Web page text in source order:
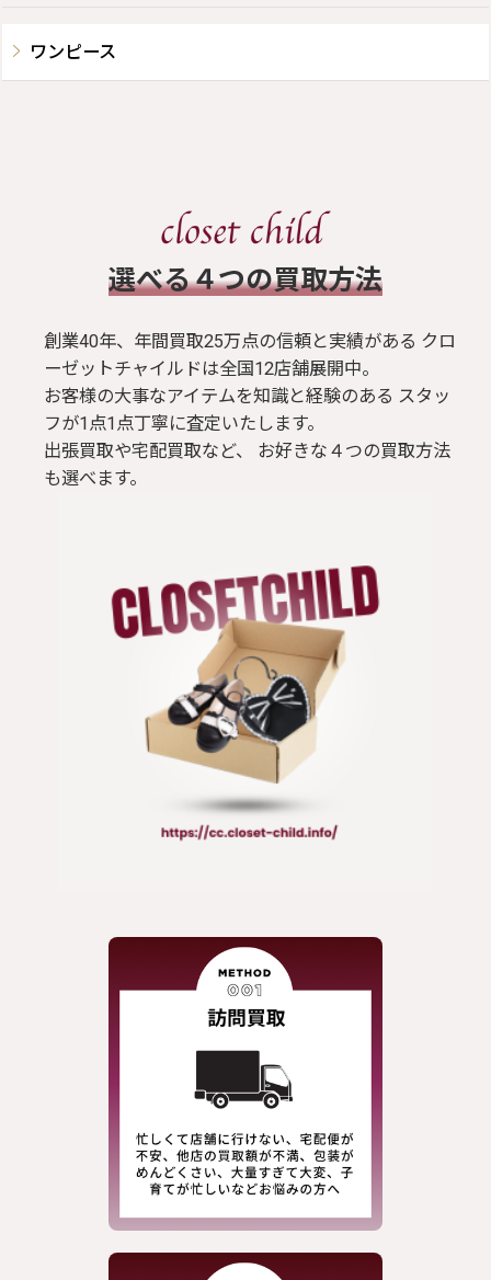
ワンピース
​選べる４つの買取方法
創業40年、年間買取25万点の信頼と実績がある クロ
ーゼットチャイルドは全国12店舗展開中。
お客様の大事なアイテムを知識と経験のある スタッ
フが1点1点丁寧に査定いたします。
出張買取や宅配買取など、 お好きな４つの買取方法
も選べます。